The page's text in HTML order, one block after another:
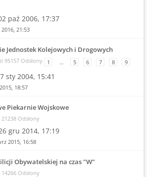
paź 2006, 17:37
2016, 21:53
Jednostek Kolejowych i Drogowych
95157 Odsłony 1 … 5 6 7 8 9
sty 2004, 15:41
18:57
Piekarnie Wojskowe
Odsłony
gru 2014, 17:19
2015, 16:58
Obywatelskiej na czas "W"
Odsłony